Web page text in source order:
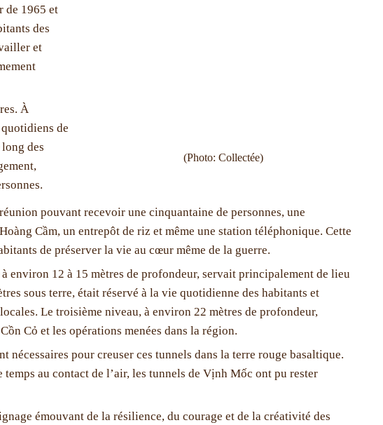
de 1965 et
des
et
À
de
des
(Photo: Collectée)
pouvant recevoir une cinquantaine de personnes, une
Cầm, un entrepôt de riz et même une station téléphonique. Cette
de préserver la vie au cœur même de la guerre.
environ 12 à 15 mètres de profondeur, servait principalement de lieu
sous terre, était réservé à la vie quotidienne des habitants et
Le troisième niveau, à environ 22 mètres de profondeur,
Cỏ et les opérations menées dans la région.
pour creuser ces tunnels dans la terre rouge basaltique.
au contact de l’air, les tunnels de Vịnh Mốc ont pu rester
émouvant de la résilience, du courage et de la créativité des